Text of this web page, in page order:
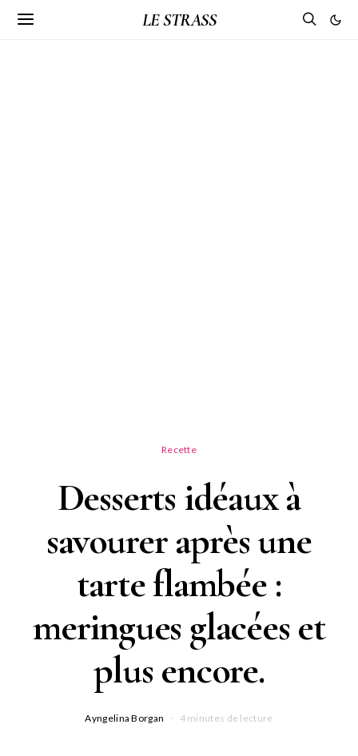
LE STRASS
Recette
Desserts idéaux à
savourer après une
tarte flambée :
meringues glacées et
plus encore.
Ayngelina Borgan 4 minutes de lecture